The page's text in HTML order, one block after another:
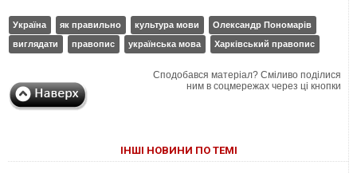
Україна як правильно культура мови
Олександр Пономарів
виглядати
правопис українська мова Харківський правопис
Сподобався матеріал? Сміливо поділися
ним в соцмережах через ці кнопки
ІНШІ НОВИНИ ПО ТЕМІ